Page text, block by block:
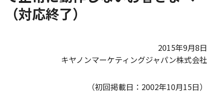
（対応終了）
2015年9月8日
キヤノンマーケティングジャパン株式会社
（初回掲載日：2002年10月15日）